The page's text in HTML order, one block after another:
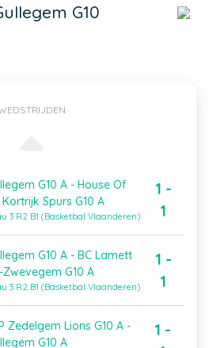
G10
G10 A - House Of
Spurs G10 A
3 R2 B1 (Basketbal Vlaanderen)
1 -
1
G10 A - BC Lamett
G10 A
3 R2 B1 (Basketbal Vlaanderen)
1 -
1
Zedelgem Lions G10 A -
G10 A
1 -